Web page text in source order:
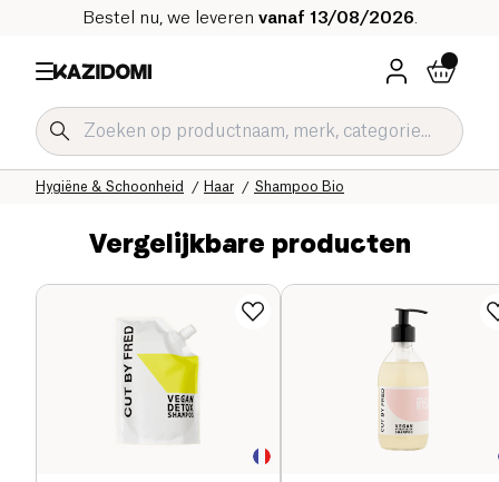
Bestel nu, we leveren vanaf 13/08/2026
Shampoo Bio
Haar
Hygiëne & Schoonheid
Onze biologische catalogus
Home
Vergelijkbare producten